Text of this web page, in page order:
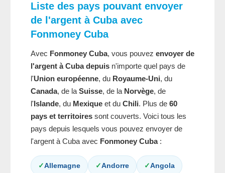
Liste des pays pouvant envoyer
de l'argent à Cubaavec
Fonmoney Cuba
Avec Fonmoney Cuba, vous pouvez envoyer de
l'argent à Cuba depuis n'importe quel pays de
l'Union européenne, du Royaume-Uni, du
Canada, de la Suisse, de la Norvège, de
l'Islande, du Mexique et du Chili. Plus de 60
pays et territoires sont couverts. Voici tous les
pays depuis lesquels vous pouvez envoyer de
l'argent à Cuba avec Fonmoney Cuba:
✓Allemagne ✓Andorre ✓Angola